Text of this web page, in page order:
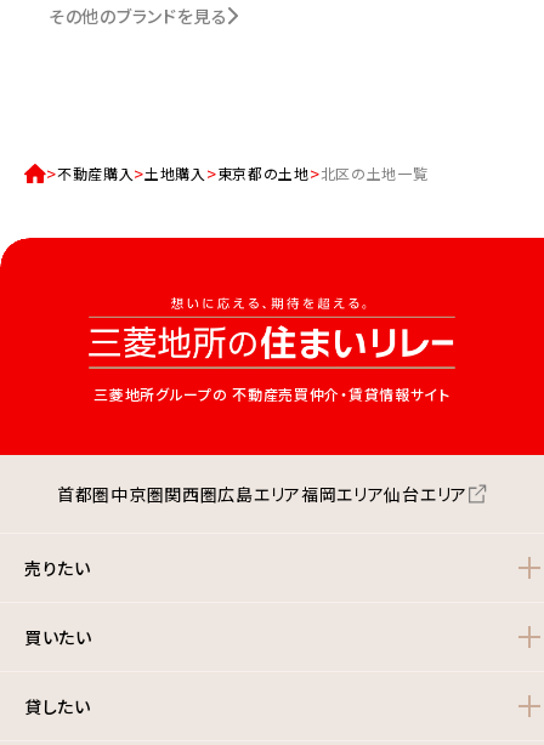
その他のブランドを見る
不動産購入 土地購入 東京都の土地 北区の土地一覧
三菱地所グループの 不動産売買仲介・賃貸情報サイト
首都圏中京圏関西圏広島エリア福岡エリア仙台エリア
売りたい
買いたい
貸したい